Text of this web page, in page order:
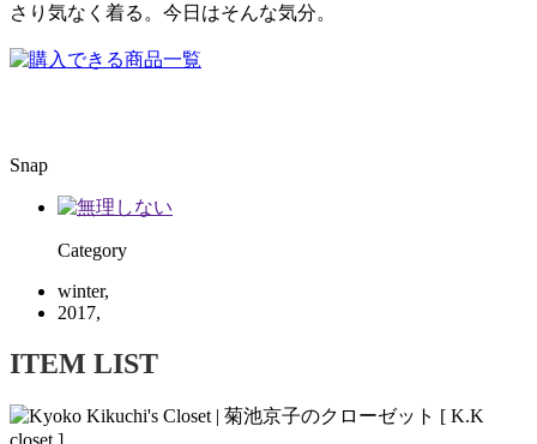
さり気なく着る。今日はそんな気分。
Snap
Category
winter,
2017,
ITEM LIST